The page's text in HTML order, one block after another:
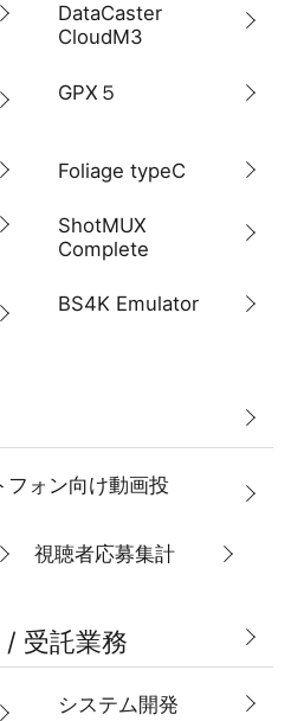
DataCaster
CloudM3
GPX５
Foliage typeC
ShotMUX
Complete
BS4K Emulator
ォン向け動画投
視聴者応募集計
受託業務
システム開発